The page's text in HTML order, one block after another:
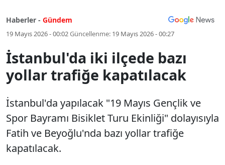
Haberler - Gündem
19 Mayıs 2026 - 00:02Güncellenme: 19 Mayıs 2026 - 00:27
İstanbul'da iki ilçede bazı
yollar trafiğe kapatılacak
İstanbul'da yapılacak "19 Mayıs Gençlik ve
Spor Bayramı Bisiklet Turu Ekinliği" dolayısıyla
Fatih ve Beyoğlu'nda bazı yollar trafiğe
kapatılacak.